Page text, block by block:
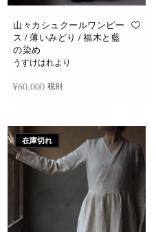
山々カシュクールワンピー
ス / 薄いみどり / 福木と藍
の染め
うすけはれより
¥60,000 税別
在庫切れ